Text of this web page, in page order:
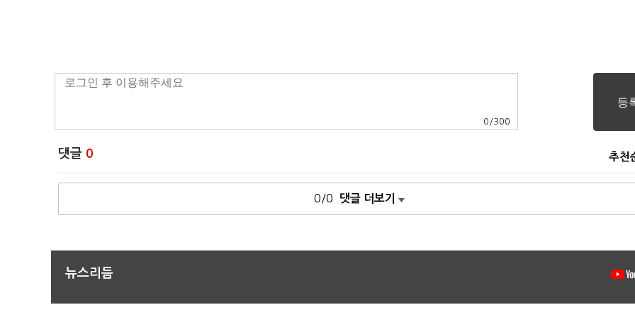
0 /300
댓글 0 추천
0/0 댓글 더보기
뉴스리듬